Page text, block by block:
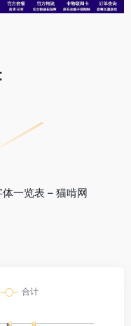
一览表 – 猫啃网